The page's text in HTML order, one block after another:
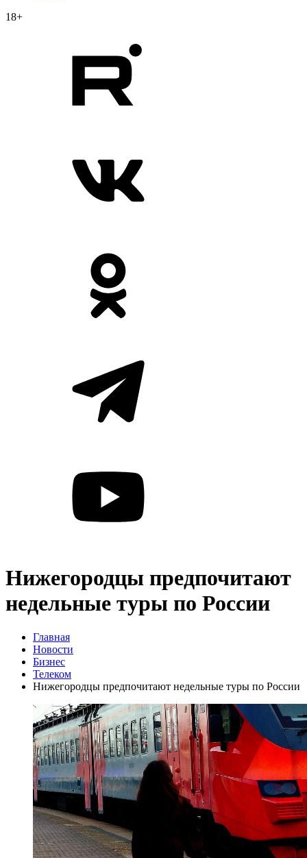
18+
Нижегородцы предпочитают
недельные туры по России
Главная
Новости
Бизнес
Телеком
Нижегородцы предпочитают недельные туры по России